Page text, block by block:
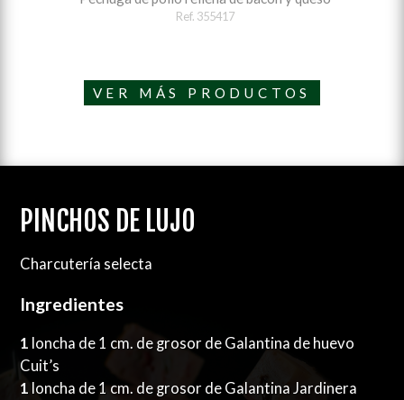
Ref. 355417
VER MÁS PRODUCTOS
PINCHOS DE LUJO
Charcutería selecta
Ingredientes
1 loncha de 1 cm. de grosor de Galantina de huevo
Cuit’s
1 loncha de 1 cm. de grosor de Galantina Jardinera